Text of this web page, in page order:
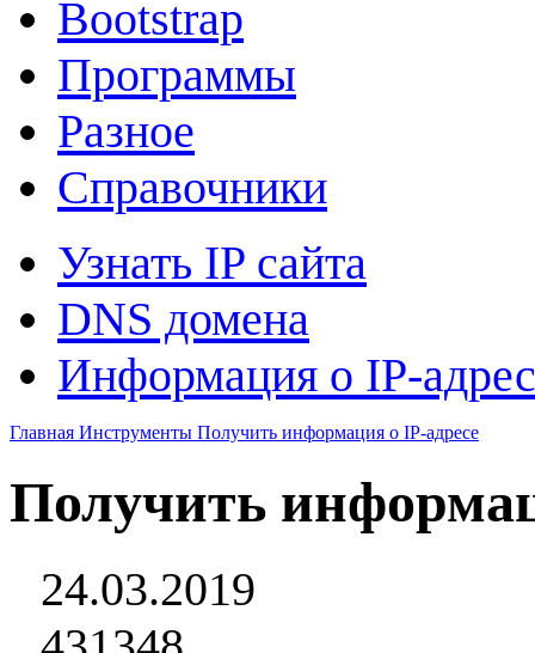
Bootstrap
Программы
Разное
Справочники
Узнать IP сайта
DNS домена
Информация о IP-
Главная Инструменты Получить информация о IP-адресе
Получить
24.03.2019